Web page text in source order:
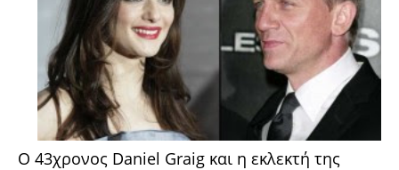
O 43χρονος Daniel Graig και η εκλεκτή της